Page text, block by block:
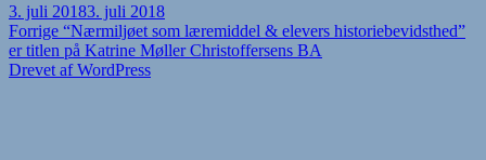
Udgivet
i
3. juli 20183. juli 2018
Indlægsnavigation
Forrige Forrige
indlæg:
“Nærmiljøet som læremiddel & elevers historiebevidsthed”
er titlen på Katrine Møller Christoffersens BA
Drevet af WordPress